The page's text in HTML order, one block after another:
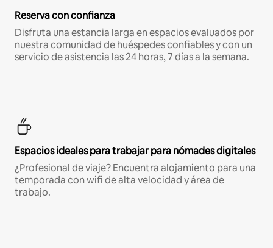
Reserva con confianza
Disfruta una estancia larga en espacios evaluados por
nuestra comunidad de huéspedes confiables y con un
servicio de asistencia las 24 horas, 7 días a la semana.
Espacios ideales para trabajar para nómades digitales
¿Profesional de viaje? Encuentra alojamiento para una
temporada con wifi de alta velocidad y área de
trabajo.